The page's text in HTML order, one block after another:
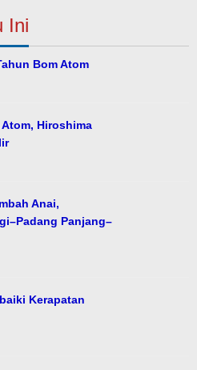
Ini
Bom Atom
Hiroshima
Anai,
Panjang–
Kerapatan